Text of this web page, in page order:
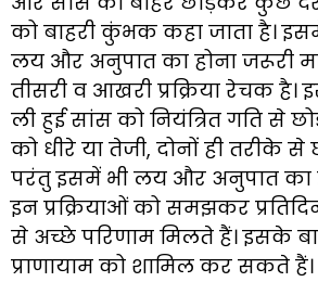
को बाहरी कुंभक कहा जाता है।
लय और अनुपात का होना जरूरी
तीसरी व आखरी प्रक्रिया रेचक है।
ली हुई सांस को नियंत्रित गति से
को धीरे या तेजी, दोनों ही तरीके से
परंतु इसमें भी लय और अनुपात का
इन प्रक्रियाओं को समझकर
से अच्छे परिणाम मिलते हैं। इसके
प्राणायाम को शामिल कर सकते हैं।